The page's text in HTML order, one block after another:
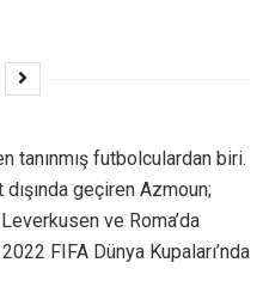
tanınmış futbolculardan biri.
geçiren Azmoun;
ve Roma’da
FIFA Dünya Kupaları’nda